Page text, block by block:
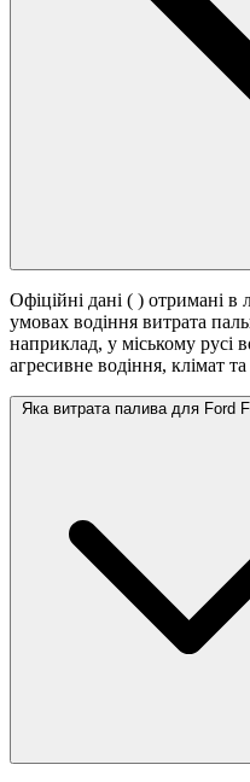
Офіційні дані ( ) отримані в
умовах водіння витрата
наприклад, у міському русі
агресивне водіння, клімат
Яка витрата палива для Ford